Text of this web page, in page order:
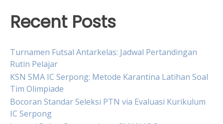
Recent Posts
Turnamen Futsal Antarkelas: Jadwal Pertandingan
Rutin Pelajar
KSN SMA IC Serpong: Metode Karantina Latihan Soal
Tim Olimpiade
Bocoran Standar Seleksi PTN via Evaluasi Kurikulum
IC Serpong